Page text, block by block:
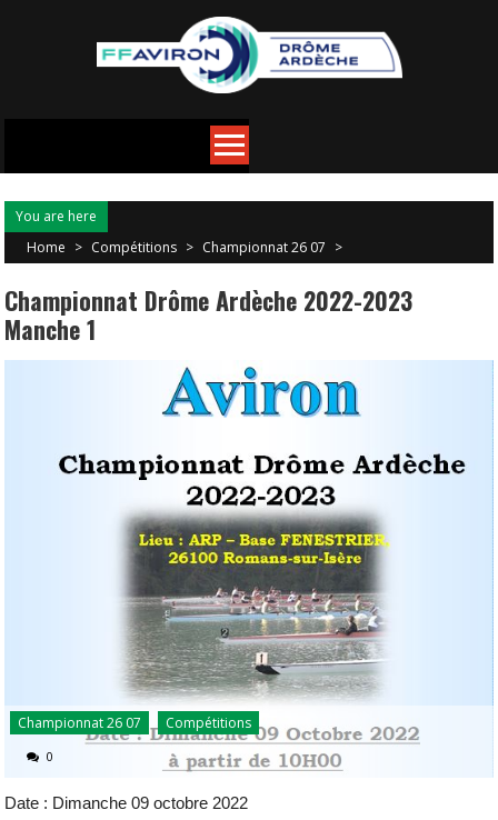
You are here
Home > Compétitions > Championnat 26 07 >
Championnat Drôme Ardèche 2022-2023
Manche 1
Championnat 26 07 Compétitions
0
Date : Dimanche 09 octobre 2022